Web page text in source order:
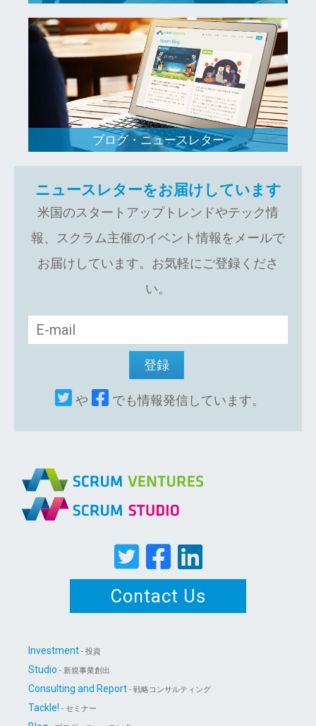
ブログ・ニュースレター
ニュースレターをお届けしています
米国のスタートアップトレンドやテック情
報、スクラム主催のイベント情報をメールで
お届けしています。お気軽にご登録くださ
い。
や でも情報発信しています。
Contact Us
Investment - 投資
Studio - 新規事業創出
Consulting and Report - 戦略コンサルティング
Tackle! - セミナー